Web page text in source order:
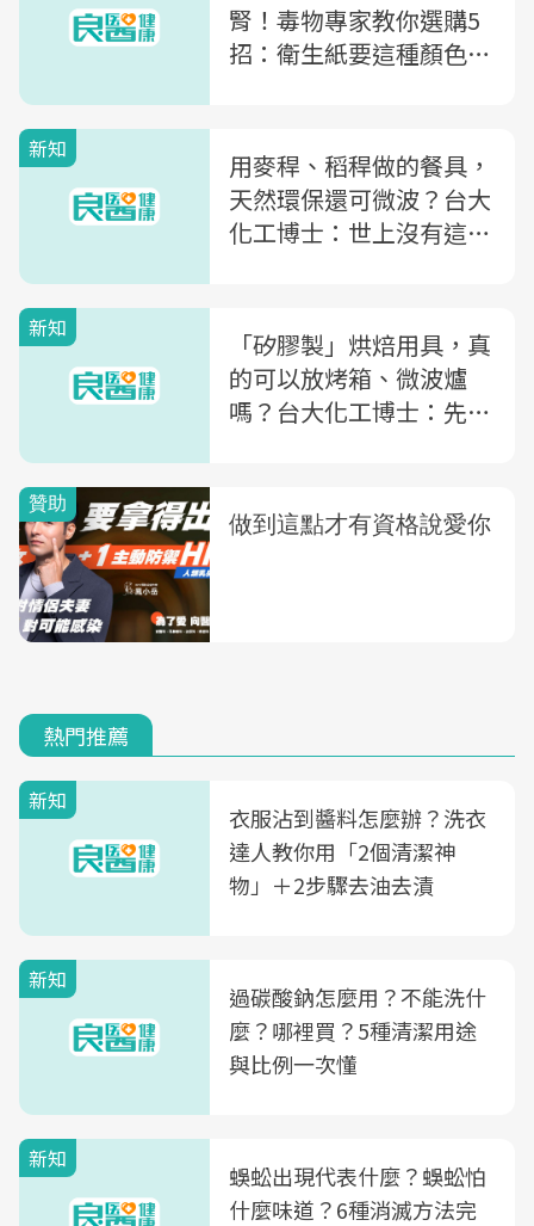
腎！毒物專家教你選購5
招：衛生紙要這種顏色才
新知
用麥稈、稻稈做的餐具，
天然環保還可微波？台大
化工博士：世上沒有這麼
新知
「矽膠製」烘焙用具，真
的可以放烤箱、微波爐
嗎？台大化工博士：先搞
熱門推薦
新知
衣服沾到醬料怎麼辦？洗衣
達人教你用「2個清潔神
物」＋2步驟去油去漬
新知
過碳酸鈉怎麼用？不能洗什
麼？哪裡買？5種清潔用途
與比例一次懂
新知
蜈蚣出現代表什麼？蜈蚣怕
什麼味道？6種消滅方法完